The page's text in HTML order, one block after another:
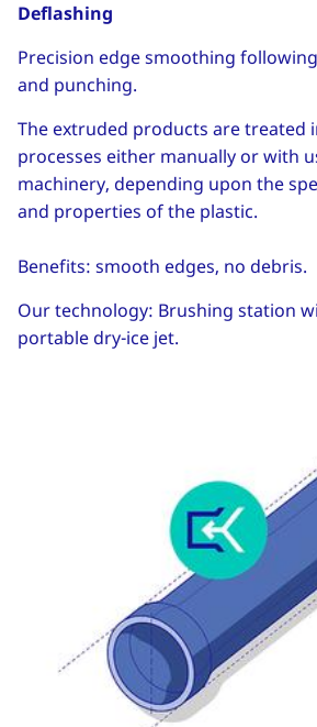
Deflashing
Precision edge smoothing
and punching.
The extruded products are treated
processes either manually or with
machinery, depending upon the
and properties of the plastic.
Benefits: smooth edges, no debris.
Our technology: Brushing station
portable dry-ice jet.